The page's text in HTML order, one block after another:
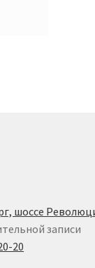
шоссе
записи
20